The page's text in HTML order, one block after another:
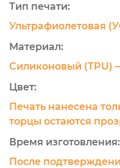
Тип печати:
Ультрафиолетовая
Материал:
Силиконовый (TPU)
Цвет:
Печать нанесена
торцы остаются
Время изготовления:
После